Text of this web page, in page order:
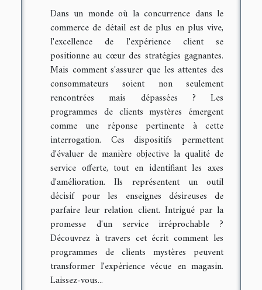
Dans un monde où la concurrence dans le
commerce de détail est de plus en plus vive,
l'excellence de l'expérience client se
positionne au cœur des stratégies gagnantes.
Mais comment s'assurer que les attentes des
consommateurs soient non seulement
rencontrées mais dépassées ? Les
programmes de clients mystères émergent
comme une réponse pertinente à cette
interrogation. Ces dispositifs permettent
d'évaluer de manière objective la qualité de
service offerte, tout en identifiant les axes
d'amélioration. Ils représentent un outil
décisif pour les enseignes désireuses de
parfaire leur relation client. Intrigué par la
promesse d'un service irréprochable ?
Découvrez à travers cet écrit comment les
programmes de clients mystères peuvent
transformer l'expérience vécue en magasin.
Laissez-vous...